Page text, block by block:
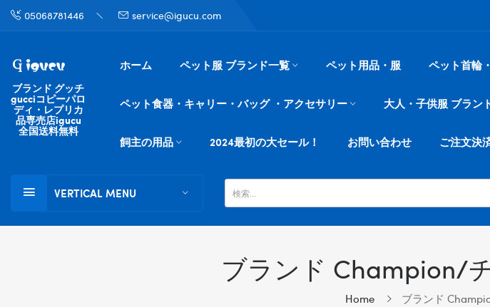
05068781446 service@igucu.com
ブランド グッチ
gucciコピーパロ
ディ・レプリカ
品専売店igucu
全国送料無料
ホーム ペット服 ブランド一覧 ペット用品・服 ペット首輪
ペット食器・キャリー・バッグ ・アクセサリー 大人・子供服 ブラン
飼主の用品 2024最初の大セール！ お問い合わせ ご注文決
VERTICAL MENU
ブランド Champion/
Home ブランド